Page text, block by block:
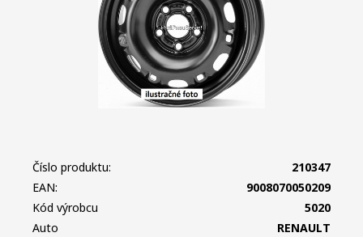
Číslo produktu:
210347
EAN:
9008070050209
Kód výrobcu
5020
Auto
RENAULT